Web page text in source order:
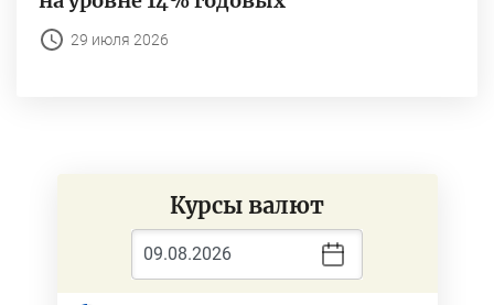
29 июля 2026
Курсы валют